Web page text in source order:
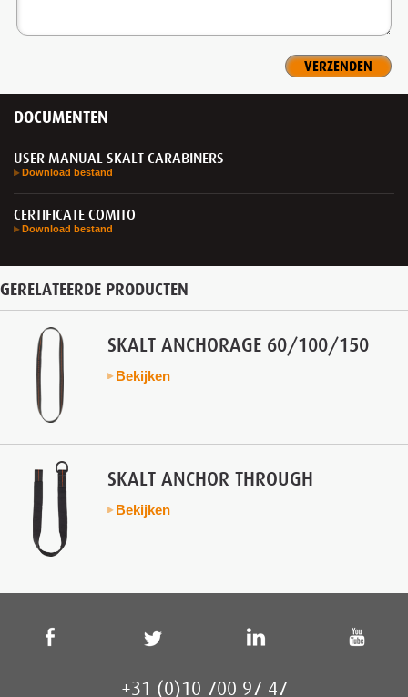
DOCUMENTEN
USER MANUAL SKALT CARABINERS
Download bestand
CERTIFICATE COMITO
Download bestand
GERELATEERDE PRODUCTEN
SKALT ANCHORAGE 60/100/150
Bekijken
SKALT ANCHOR THROUGH
Bekijken
+31 (0)10 700 97 47